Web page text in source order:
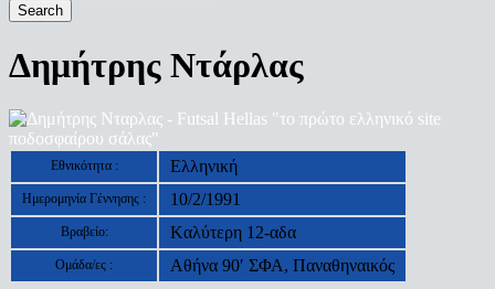
Search
Search
Δημήτρης Ντάρλας
Εθνικότητα : Ελληνική
Ημερομηνία Γέννησης : 10/2/1991
Βραβείο: Kαλύτερη 12-αδα
Ομάδα/ες : Αθήνα 90′ ΣΦΑ, Παναθηναικός